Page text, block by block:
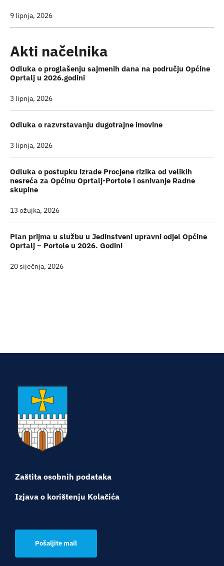
9 lipnja, 2026
Akti načelnika
Odluka o proglašenju sajmenih dana na području Općine
Oprtalj u 2026.godini
3 lipnja, 2026
Odluka o razvrstavanju dugotrajne imovine
3 lipnja, 2026
Odluka o postupku izrade Procjene rizika od velikih
nesreća za Općinu Oprtalj-Portole i osnivanje Radne
skupine
13 ožujka, 2026
Plan prijma u službu u Jedinstveni upravni odjel Općine
Oprtalj – Portole u 2026. Godini
20 siječnja, 2026
Zaštita osobnih podataka
Izjava o korištenju Kolačića
Pošaljite mail